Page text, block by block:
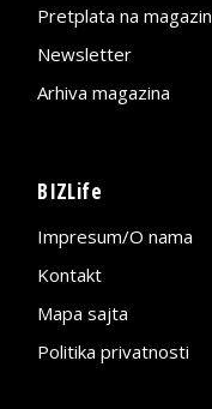
Pretplata na magazin
Newsletter
Arhiva magazina
BIZLife
Impresum/O nama
Kontakt
Mapa sajta
Politika privatnosti